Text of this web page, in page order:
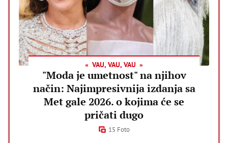
VAU, VAU, VAU
"Moda je umetnost" na njihov
način: Najimpresivnija izdanja sa
Met gale 2026. o kojima će se
pričati dugo
15 Foto